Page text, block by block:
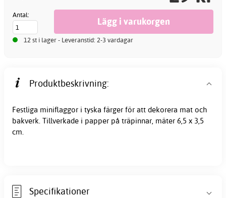
Antal:
12 st i lager - Leveranstid: 2-3 vardagar
Produktbeskrivning:
Festliga miniflaggor i tyska färger för att dekorera mat och
bakverk. Tillverkade i papper på träpinnar, mäter 6,5 x 3,5
cm.
Specifikationer